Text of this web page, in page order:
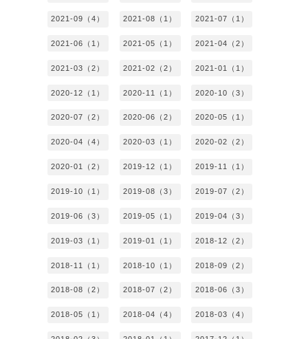
2021-09（4） 2021-08（1） 2021-07（1）
2021-06（1） 2021-05（1） 2021-04（2）
2021-03（2） 2021-02（2） 2021-01（1）
2020-12（1） 2020-11（1） 2020-10（3）
2020-07（2） 2020-06（2） 2020-05（1）
2020-04（4） 2020-03（1） 2020-02（2）
2020-01（2） 2019-12（1） 2019-11（1）
2019-10（1） 2019-08（3） 2019-07（2）
2019-06（3） 2019-05（1） 2019-04（3）
2019-03（1） 2019-01（1） 2018-12（2）
2018-11（1） 2018-10（1） 2018-09（2）
2018-08（2） 2018-07（2） 2018-06（3）
2018-05（1） 2018-04（4） 2018-03（4）